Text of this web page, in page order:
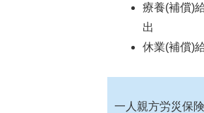
療養(補償)
出
休業(補償)
一人親方労災保